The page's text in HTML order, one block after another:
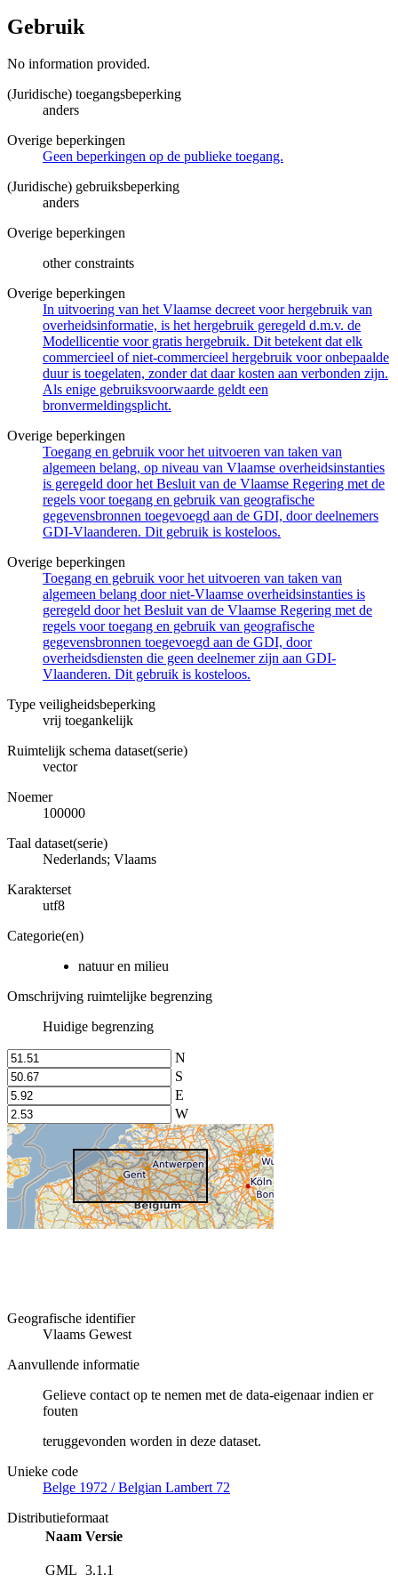
Gebruik
No information provided.
(Juridische) toegangsbeperking
anders
Overige beperkingen
Geen beperkingen op de publieke toegang.
(Juridische) gebruiksbeperking
anders
Overige beperkingen
other constraints
Overige beperkingen
In uitvoering van het Vlaamse decreet voor hergebruik van
overheidsinformatie, is het hergebruik geregeld d.m.v. de
Modellicentie voor gratis hergebruik. Dit betekent dat elk
commercieel of niet-commercieel hergebruik voor onbepaalde
duur is toegelaten, zonder dat daar kosten aan verbonden zijn.
Als enige gebruiksvoorwaarde geldt een
bronvermeldingsplicht.
Overige beperkingen
Toegang en gebruik voor het uitvoeren van taken van
algemeen belang, op niveau van Vlaamse overheidsinstanties
is geregeld door het Besluit van de Vlaamse Regering met de
regels voor toegang en gebruik van geografische
gegevensbronnen toegevoegd aan de GDI, door deelnemers
GDI-Vlaanderen. Dit gebruik is kosteloos.
Overige beperkingen
Toegang en gebruik voor het uitvoeren van taken van
algemeen belang door niet-Vlaamse overheidsinstanties is
geregeld door het Besluit van de Vlaamse Regering met de
regels voor toegang en gebruik van geografische
gegevensbronnen toegevoegd aan de GDI, door
overheidsdiensten die geen deelnemer zijn aan GDI-
Vlaanderen. Dit gebruik is kosteloos.
Type veiligheidsbeperking
vrij toegankelijk
Ruimtelijk schema dataset(serie)
vector
Noemer
100000
Taal dataset(serie)
Nederlands; Vlaams
Karakterset
utf8
Categorie(en)
natuur en milieu
Omschrijving ruimtelijke begrenzing
Huidige begrenzing
N
S
E
W
Geografische identifier
Vlaams Gewest
Aanvullende informatie
Gelieve contact op te nemen met de data-eigenaar indien er
fouten
teruggevonden worden in deze dataset.
Unieke code
Belge 1972 / Belgian Lambert 72
Distributieformaat
Naam Versie
GML 3.1.1